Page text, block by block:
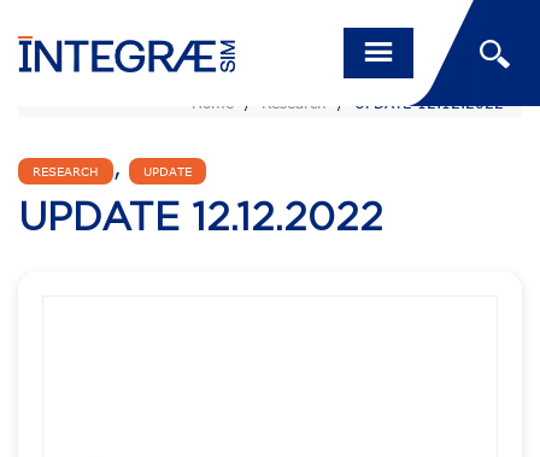
Home / Research / UPDATE 12.12.2022
RESEARCH , UPDATE
UPDATE 12.12.2022